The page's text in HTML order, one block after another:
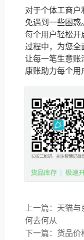
对于个体工商
免遇到一些困
每个用户轻松开
过程中，为您全
让每一笔生意账
康账助力每个用
上一篇：天猫
何去何从
下一篇：货品